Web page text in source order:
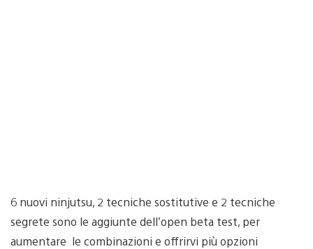
6 nuovi ninjutsu, 2 tecniche sostitutive e 2 tecniche
segrete sono le aggiunte dell’open beta test, per
aumentare le combinazioni e offrirvi più opzioni